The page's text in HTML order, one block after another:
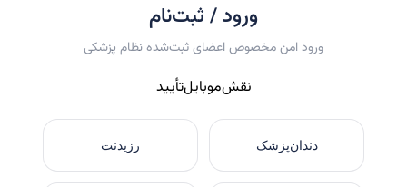
ورود / ثبت‌نام
ورود امن مخصوص اعضای ثبت‌شده نظام پزشکی
نقشموبایلتأیید
دندان‌پزشک رزیدنت